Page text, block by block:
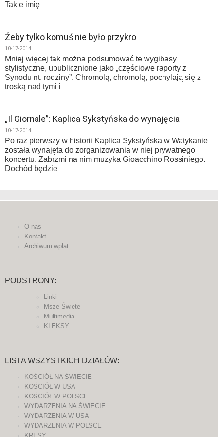
Takie imię
Źeby tylko komuś nie było przykro
10-17-2014
Mniej więcej tak można podsumować te wygibasy
stylistyczne, upublicznione jako „częściowe raporty z
Synodu nt. rodziny”. Chromolą, chromolą, pochylają się z
troską nad tymi i
„Il Giornale”: Kaplica Sykstyńska do wynajęcia
10-17-2014
Po raz pierwszy w historii Kaplica Sykstyńska w Watykanie
została wynajęta do zorganizowania w niej prywatnego
koncertu. Zabrzmi na nim muzyka Gioacchino Rossiniego.
Dochód będzie
O nas
Kontakt
Archiwum wpłat
PODSTRONY:
Linki
Msze Święte
Multimedia
KLEKSY
LISTA WSZYSTKICH DZIAŁÓW:
KOŚCIÓŁ NA ŚWIECIE
KOŚCIÓŁ W USA
KOŚCIÓŁ W POLSCE
WYDARZENIA NA ŚWIECIE
WYDARZENIA W USA
WYDARZENIA W POLSCE
KRESY